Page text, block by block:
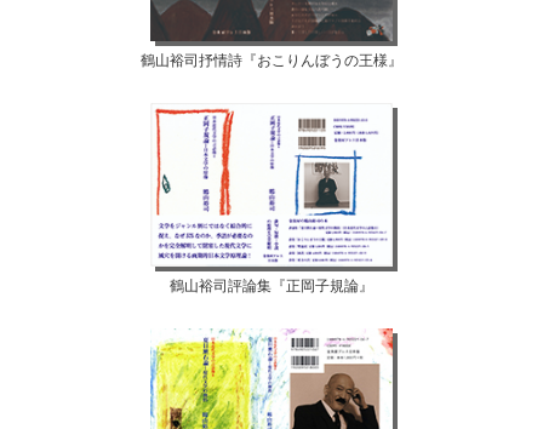
鶴山裕司抒情詩『おこりんぼうの王様』
鶴山裕司評論集『正岡子規論』